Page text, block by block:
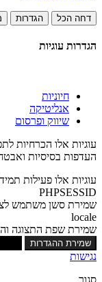
דחה הכל הגדרות
הגדרות עוגיות
חיוניות
אנליטיקה
שיווק ופרסום
עוגיות אלו הכרחיות
העדפות בסיסיות
עוגיות אלו פעילות
PHPSESSID
שמירת סשן משתמש
locale
שמירת שפת התצוגה
שמירת ההגדרות
נגישות